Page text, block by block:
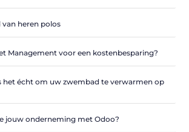
van heren polos
Management voor een kostenbesparing?
het écht om uw zwembad te verwarmen op
jouw onderneming met Odoo?